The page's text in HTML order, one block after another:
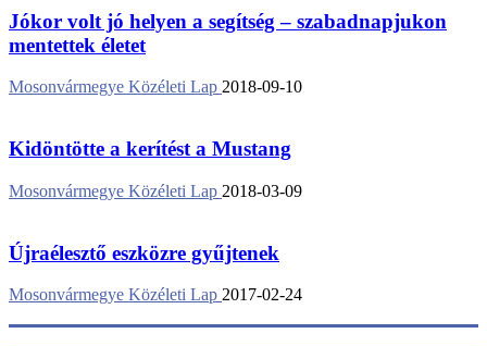
Jókor volt jó helyen a segítség – szabadnapjukon
mentettek életet
Mosonvármegye Közéleti Lap 2018-09-10
Kidöntötte a kerítést a Mustang
Mosonvármegye Közéleti Lap 2018-03-09
Újraélesztő eszközre gyűjtenek
Mosonvármegye Közéleti Lap 2017-02-24